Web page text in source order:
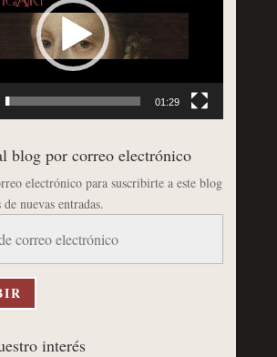
01:29
blog por correo electrónico
electrónico para suscribirte a este blog
nuevas entradas.
interés